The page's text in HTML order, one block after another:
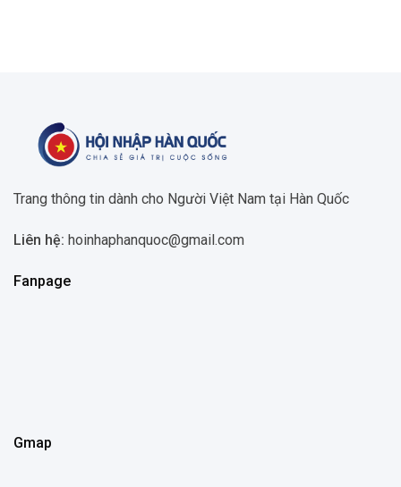
Trang thông tin dành cho Người Việt Nam tại Hàn Quốc
Liên hệ: hoinhaphanquoc@gmail.com
Fanpage
Gmap